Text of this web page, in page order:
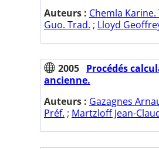
Auteurs : Chemla Karine.
Guo. Trad. ; Lloyd
2005 Procédés
ancienne.
Auteurs : Gazagnes
Préf. ; Martzloff Jean-